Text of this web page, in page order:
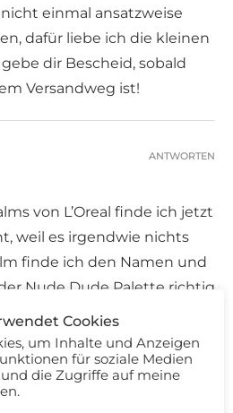
einmal ansatzweise
dafür liebe ich die kleinen
gebe dir Bescheid, sobald
Versandweg ist!
von L’Oreal finde ich jetzt
weil es irgendwie nichts
finde ich den Namen und
Nude Dude Palette richtig
sind was für mich! Bei
sieht die Verpackung
Bin auf weitere Bilder
Amazonian Blush Palette
ANTWORTEN
Cookies
um Inhalte und Anzeigen
für soziale Medien
die Zugriffe auf meine